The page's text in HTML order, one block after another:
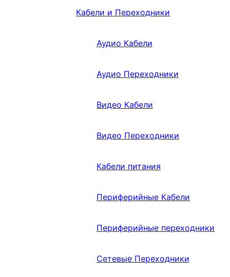
Кабели и Переходники
Аудио Кабели
Аудио Переходники
Видео Кабели
Видео Переходники
Кабели питания
Периферийные Кабели
Периферийные переходники
Сетевые Переходники